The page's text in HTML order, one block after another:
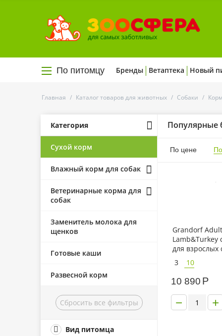
По питомцу Бренды Ветаптека Новый
Главная / Каталог товаров для животных / Собаки /
Категория
Сухой корм
Влажный корм для собак
Ветеринарные корма для
собак
Заменитель молока для
щенков
Готовые каши
Развесной корм
Сбросить все фильтры
Вид питомца
Популярные
По цене
Grandorf
Lamb&Turkey
для взрослых
крупных пород
ягненком и
3 10
10 890 Р
+
−